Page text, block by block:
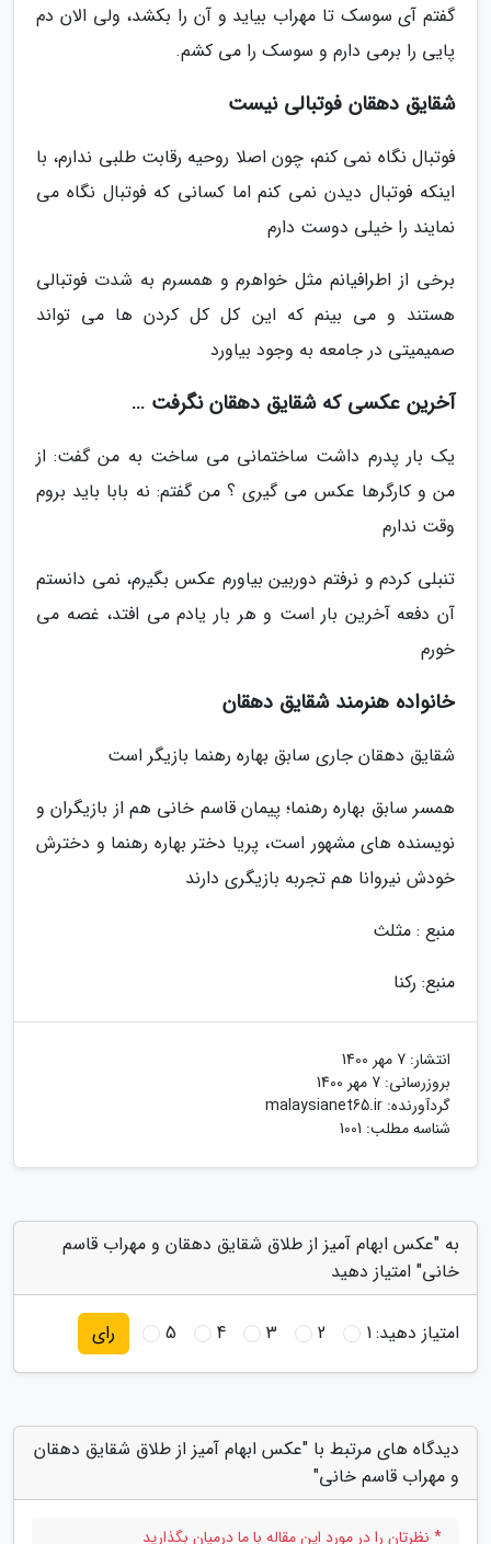
گفتم آی سوسک تا مهراب بیاید و آن را بکشد، ولی الان دم
پایی را برمی دارم و سوسک را می کشم.
شقایق دهقان فوتبالی نیست
فوتبال نگاه نمی کنم، چون اصلا روحیه رقابت طلبی ندارم، با
اینکه فوتبال دیدن نمی کنم اما کسانی که فوتبال نگاه می
نمایند را خیلی دوست دارم
برخی از اطرافیانم مثل خواهرم و همسرم به شدت فوتبالی
هستند و می بینم که این کل کل کردن ها می تواند
صمیمیتی در جامعه به وجود بیاورد
آخرین عکسی که شقایق دهقان نگرفت …
یک بار پدرم داشت ساختمانی می ساخت به من گفت: از
من و کارگرها عکس می گیری ؟ من گفتم: نه بابا باید بروم
وقت ندارم
تنبلی کردم و نرفتم دوربین بیاورم عکس بگیرم، نمی دانستم
آن دفعه آخرین بار است و هر بار یادم می افتد، غصه می
خورم
خانواده هنرمند شقایق دهقان
شقایق دهقان جاری سابق بهاره رهنما بازیگر است
همسر سابق بهاره رهنما؛ پیمان قاسم خانی هم از بازیگران و
نویسنده های مشهور است، پریا دختر بهاره رهنما و دخترش
خودش نیروانا هم تجربه بازیگری دارند
منبع : مثلث
منبع: رکنا
انتشار: 7 مهر 1400
بروزرسانی: 7 مهر 1400
گردآورنده: malaysianet65.ir
شناسه مطلب: 1001
به "عکس ابهام آمیز از طلاق شقایق دهقان و مهراب قاسم
خانی" امتیاز دهید
امتیاز دهید:1
2
3
4
5 رای
دیدگاه های مرتبط با "عکس ابهام آمیز از طلاق شقایق دهقان
و مهراب قاسم خانی"
* نظرتان را در مورد این مقاله با ما درمیان بگذارید